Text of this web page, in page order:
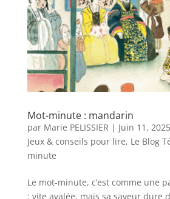
Mot-minute : mandarin
par Marie PELISSIER | Juin 11, 2025
Jeux & conseils pour lire, Le Blog
minute
Le mot-minute, c’est comme une
: vite avalée, mais sa saveur dure